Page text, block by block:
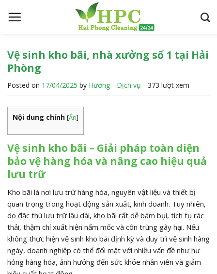
Vệ sinh kho bãi, nhà xưởng số 1 tại Hải
Phòng
Posted on 17/04/2025 by Hương Dịch vụ 373 lượt xem
Nội dung chính [Ẩn]
Vệ sinh kho bãi – Giải pháp toàn diện
bảo vệ hàng hóa và nâng cao hiệu quả
lưu trữ
Kho bãi là nơi lưu trữ hàng hóa, nguyên vật liệu và thiết bị
quan trọng trong hoạt động sản xuất, kinh doanh. Tuy nhiên,
do đặc thù lưu trữ lâu dài, kho bãi rất dễ bám bụi, tích tụ rác
thải, thậm chí xuất hiện nấm mốc và côn trùng gây hại. Nếu
không thực hiện vệ sinh kho bãi định kỳ và duy trì vệ sinh hàng
ngày, doanh nghiệp có thể đối mặt với nhiều vấn đề như hư
hỏng hàng hóa, ảnh hưởng đến sức khỏe nhân viên và giảm